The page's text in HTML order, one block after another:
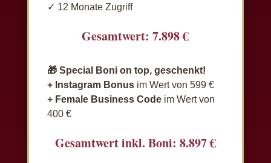
✓ 12 Monate Zugriff
Gesamtwert: 7.898 €
🎁 Special Boni on top, geschenkt!
+ Instagram Bonusim Wert von 599 €
+ Female Business Codeim Wert von
400 €
Gesamtwert inkl. Boni: 8.897 €